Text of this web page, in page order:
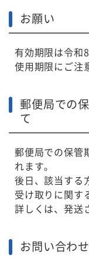
お願い
有効期限は令和
使用期限にご注
郵便局での
て
郵便局での保管
れます。
後日、該当する
受け取りに関す
詳しくは、発送
お問い合わせ